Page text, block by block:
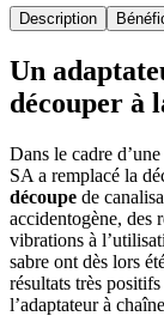
Description
Un
découper à
Dans le cadre
SA a remplacé la
découpe de
accidentogène, des
vibrations à
sabre ont dès lors
résultats très positifs
l’adaptateur à